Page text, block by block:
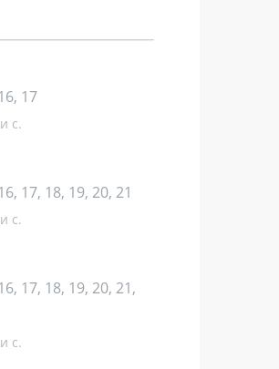
17
с.
17, 18, 19, 20, 21
с.
17, 18, 19, 20, 21,
с.